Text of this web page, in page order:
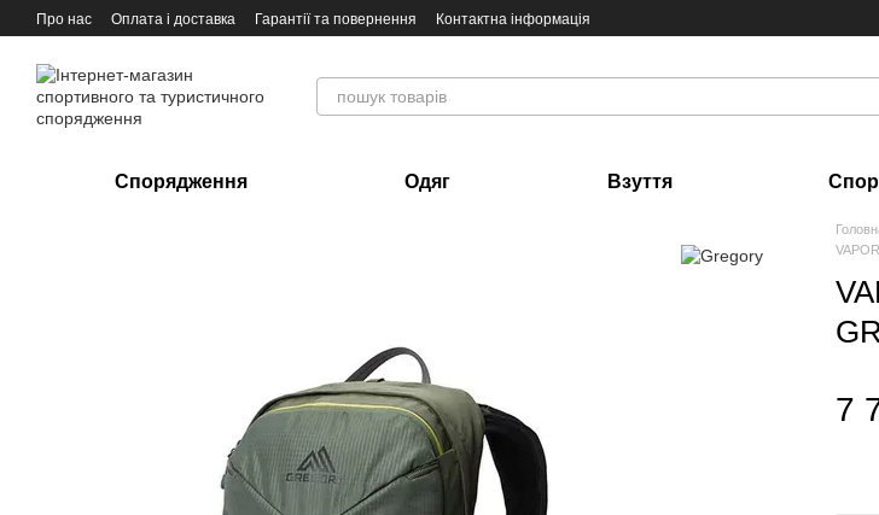
Перейти до основного контенту
Про нас Оплата і доставка Гарантії та повернення Контактна інформація
Спорядження Одяг Взуття
7